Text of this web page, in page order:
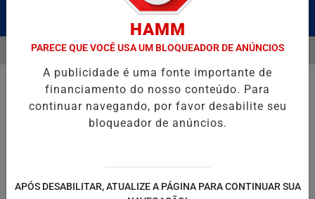
Pesquisar Notícia
E CAIQUE PIMENTA COM O MELHOR DO AXÉ DAS ANTIGAS
EM ALTA
MENU
HAMM
PARECE QUE VOCÊ USA UM BLOQUEADOR DE ANÚNCIOS
A publicidade é uma fonte importante de
financiamento do nosso conteúdo. Para
continuar navegando, por favor desabilite seu
bloqueador de anúncios.
APÓS DESABILITAR, ATUALIZE A PÁGINA PARA CONTINUAR SUA